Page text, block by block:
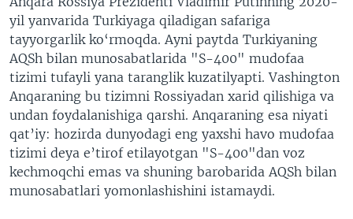
yil yanvarida Turkiyaga qiladigan safariga
tayyorgarlik ko‘rmoqda. Ayni paytda Turkiyaning
AQSh bilan munosabatlarida "S-400" mudofaa
tizimi tufayli yana taranglik kuzatilyapti. Vashington
Anqaraning bu tizimni Rossiyadan xarid qilishiga va
undan foydalanishiga qarshi. Anqaraning esa niyati
qat’iy: hozirda dunyodagi eng yaxshi havo mudofaa
tizimi deya e’tirof etilayotgan "S-400"dan voz
kechmoqchi emas va shuning barobarida AQSh bilan
munosabatlari yomonlashishini istamaydi.